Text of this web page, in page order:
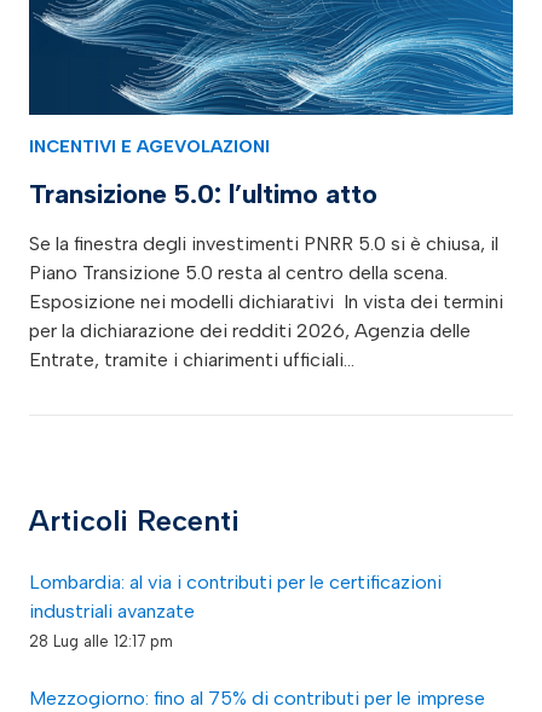
INCENTIVI E AGEVOLAZIONI
Transizione 5.0: l’ultimo atto
Se la finestra degli investimenti PNRR 5.0 si è chiusa, il
Piano Transizione 5.0 resta al centro della scena.
Esposizione nei modelli dichiarativi In vista dei termini
per la dichiarazione dei redditi 2026, Agenzia delle
Entrate, tramite i chiarimenti ufficiali…
Articoli Recenti
Lombardia: al via i contributi per le certificazioni
industriali avanzate
28 Lug alle 12:17 pm
Mezzogiorno: fino al 75% di contributi per le imprese